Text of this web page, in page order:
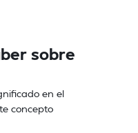
sobre
en el
concepto